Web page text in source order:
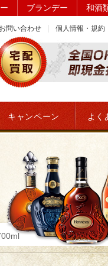
ブランデー 和酒
問い合わせ 個人情報・規約
キャンペーン よく